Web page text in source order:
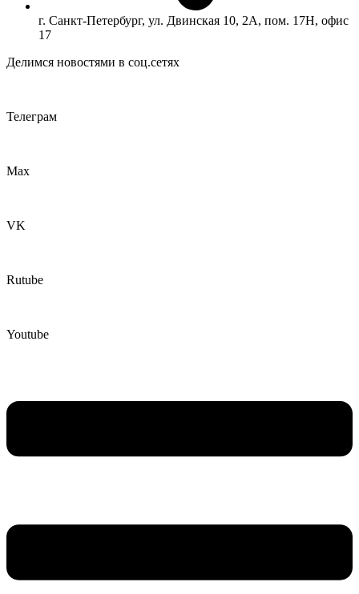
г. Санкт-Петербург, ул. Двинская 10, 2А, пом. 17Н, офис
17
Делимся новостями в соц.сетях
Телеграм
Max
VK
Rutube
Youtube